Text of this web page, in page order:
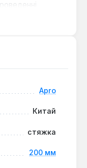
або
вибором для
домашніх
Apro
Китай
стяжка
200 мм